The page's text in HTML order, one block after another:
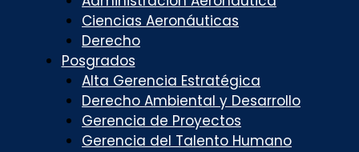
Ciencias Aeronáuticas
Derecho
Posgrados
Alta Gerencia Estratégica
Derecho Ambiental y Desarrollo
Gerencia de Proyectos
Gerencia del Talento Humano